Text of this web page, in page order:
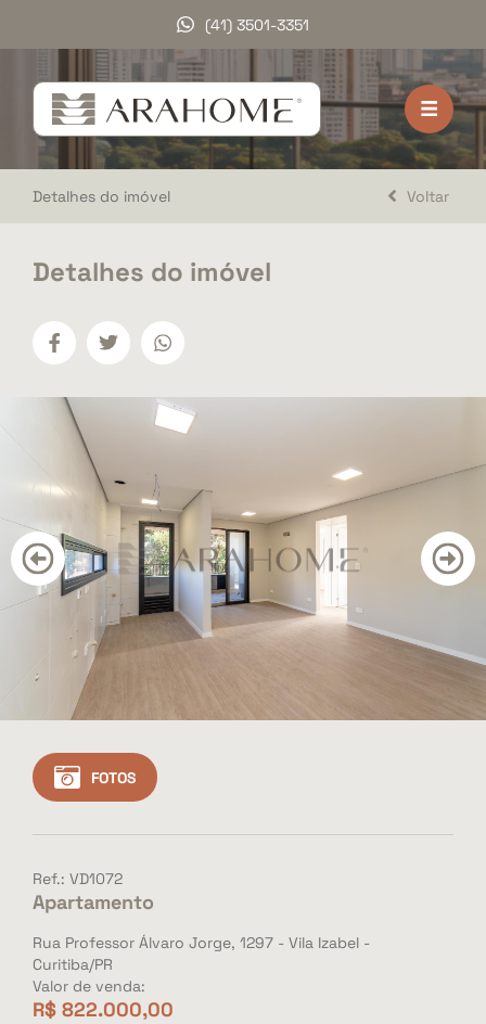
(41) 3501-3351
HOME
VENDA
LOCAÇÃO
A ARAHOME
TRABALHE CONOSCO
CONTATO
BLOG
Cadastre seu imóvel
Área do Cliente
Vendas: (41) 3501-3351
Detalhes do imóvel Voltar
Detalhes do imóvel
FOTOS
Ref.: VD1072
Apartamento
Rua Professor Álvaro Jorge, 1297 - Vila Izabel -
Curitiba/PR
Valor de venda:
R$ 822.000,00